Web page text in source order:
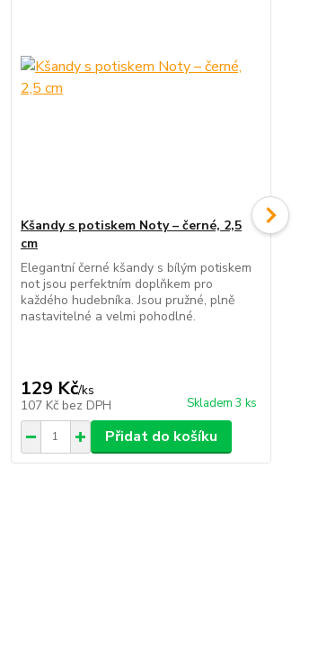
Kšandy s potiskem Noty – černé, 2,5
cm
Elegantní černé kšandy s bílým potiskem
not jsou perfektním doplňkem pro
každého hudebníka. Jsou pružné, plně
nastavitelné a velmi pohodlné.
129 Kč/ks
107 Kč bez DPH Skladem 3 ks
Přidat do košíku